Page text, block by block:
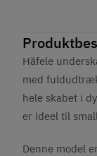
Häfele
med
hele skabet i
er ideel til
Denne model